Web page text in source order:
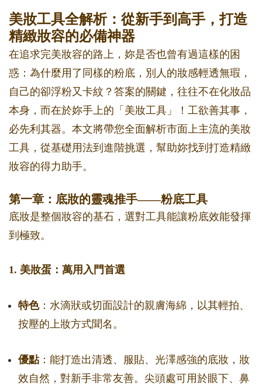
美妝工具全解析：從新手到高手，打造
精緻妝容的必備神器
在追求完美妝容的路上，妳是否也曾有過這樣的困
惑：為什麼用了同樣的粉底，別人的妝感輕透無瑕，
自己的卻浮粉又卡紋？答案的關鍵，往往不在化妝品
本身，而在於妳手上的「美妝工具」！工欲善其事，
必先利其器。本文將帶您全面解析市面上主流的美妝
工具，從基礎用法到進階挑選，幫助妳找到打造精緻
妝容的得力助手。
第一章：底妝的靈魂推手——粉底工具
底妝是整個妝容的基石，選對工具能讓粉底效能發揮
到極致。
1. 美妝蛋：萬用入門首選
特色：水滴狀或切面設計的親膚海綿，以其輕拍、
按壓的上妝方式聞名。
優點：能打造出清透、服貼、光澤感強的底妝，妝
效自然，對新手非常友善。尖頭處可用於眼下、鼻